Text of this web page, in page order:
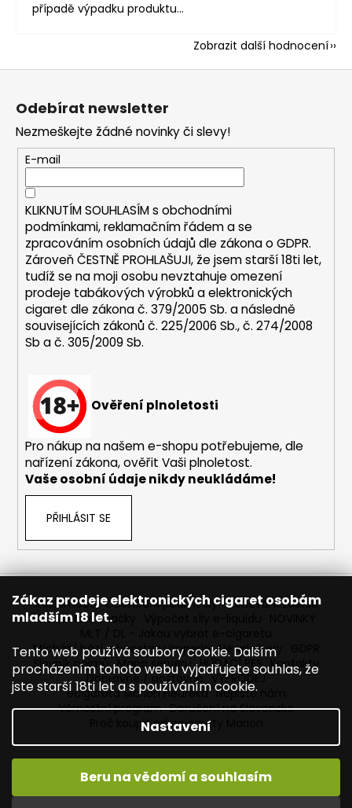
Zákaz prodeje elektronických cigaret osobám
mladším 18 let.
Tento web používá soubory cookie. Dalším
procházením tohoto webu vyjadřujete souhlas, že
jste starší 18ti let a s používáním cookie.
Nastavení
Beru na vědomí a souhlasím
případě výpadku produktu...
Zobrazit další hodnocení
Odebírat newsletter
Nezmeškejte žádné novinky či slevy!
E-mail
KLIKNUTÍM SOUHLASÍM s obchodními
podmínkami,reklamačním řádem a se
zpracováním osobních údajů dle zákona oGDPR.
Zároveň ČESTNĚ PROHLAŠUJI, že jsem starší 18ti let,
tudíž se na moji osobu nevztahuje omezení
prodeje tabákových výrobků a elektronických
cigaret dle zákona č. 379/2005 Sb. a následně
souvisejících zákonů č. 225/2006 Sb., č. 274/2008
Sb a č. 305/2009 Sb.
Ověření plnoletosti
Pro nákup na našem e-shopu potřebujeme, dle
nařízení zákona, ověřit Vaši plnoletost.
Vaše osobní údaje nikdy neukládáme!
PŘIHLÁSIT SE
Reklamace Obchodní podmínky Sledování zásilek
Prodávané značky
Míchání bází a boosteru Imperia Newslettery
Slovník pojmů Mapa serveru HLÍDACÍ PES Kontakty
Dopravné / poštovné VÝPRODEJ
ecigareta Marion Heureka Napište nám
Věrnostní program Doručení na Slovensko
Proč koupit od ecigarety Marion
Vytvořil Shoptet
Copyright 2026Ecigareta Marion. Všechna práva